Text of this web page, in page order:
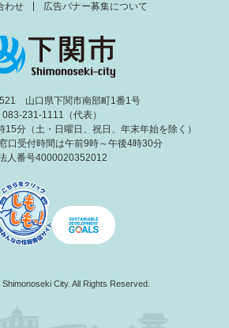
わせ 広告バナー募集について
山口県下関市南部町1番1号
083-231-1111（代表）
分（土・日曜日、祝日、年末年始を除く）
口受付時間は午前9時～午後4時30分
人番号4000020352012
City. All Rights Reserved.